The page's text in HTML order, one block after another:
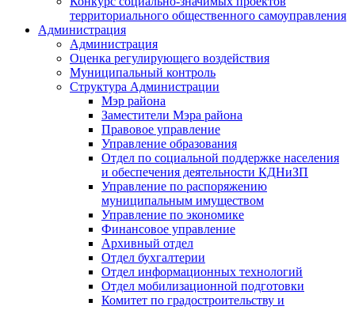
территориального общественного самоуправления
Администрация
Администрация
Оценка регулирующего воздействия
Муниципальный контроль
Структура Администрации
Мэр района
Заместители Мэра района
Правовое управление
Управление образования
Отдел по социальной поддержке населения
и обеспечения деятельности КДНиЗП
Управление по распоряжению
муниципальным имуществом
Управление по экономике
Финансовое управление
Архивный отдел
Отдел бухгалтерии
Отдел информационных технологий
Отдел мобилизационной подготовки
Комитет по градостроительству и